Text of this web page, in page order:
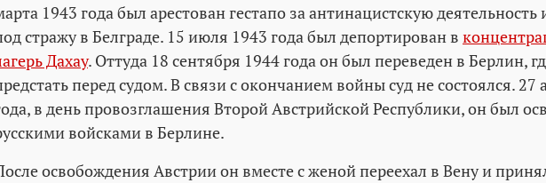
1943 года был арестован гестапо за антинацистскую
стражу в Белграде. 15 июля 1943 года был депортирован в
Дахау. Оттуда 18 сентября 1944 года он был переведен в Берлин,
перед судом. В связи с окончанием войны суд не состоялся. 27
в день провозглашения Второй Австрийской Республики, он был
войсками в Берлине.
освобождения Австрии он вместе с женой переехал в Вену и